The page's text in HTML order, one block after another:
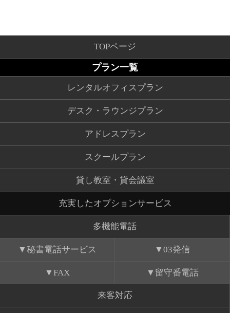
TOPページ
プラン一覧
レンタルオフィスプラン
デスク・ラウンジプラン
アドレスプラン
スクールプラン
貸し教室・貸会議室
充実したオプションサービス
多機能電話
秘書電話サービス 03発信
FAX 留守番電話
来客対応